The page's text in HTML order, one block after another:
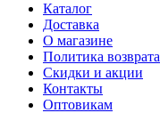
Каталог
Доставка
О магазине
Политика возврата
Скидки и акции
Контакты
Оптовикам